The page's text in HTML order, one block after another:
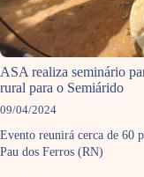
ASA realiza seminário
rural para o Semiárido
09/04/2024
Evento reunirá cerca de 60
Pau dos Ferros (RN)